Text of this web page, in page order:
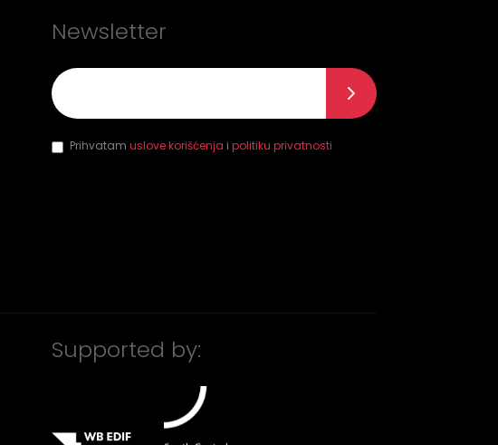
Newsletter
E-mail
Prihvatamuslove korišćenja ipolitiku privatnosti
Supported by: